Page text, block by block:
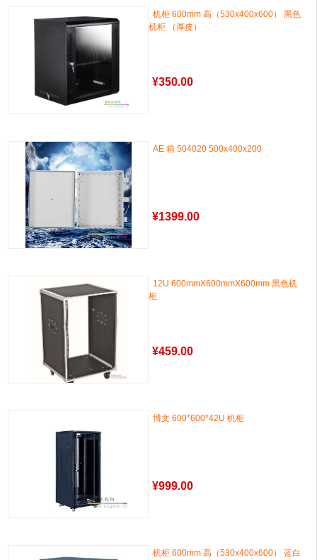
机柜 600mm 高（530x400x600） 黑色
机柜 （厚皮）
¥350.00
AE 箱 504020 500x400x200
¥1399.00
12U 600mmX600mmX600mm 黑色机
柜
¥459.00
博文 600*600*42U 机柜
¥999.00
机柜 600mm 高（530x400x600） 蓝白